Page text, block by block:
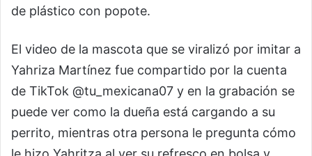
de plástico con popote.
El video de la mascota que se viralizó por imitar a
Yahriza Martínez fue compartido por la cuenta
de TikTok @tu_mexicana07 y en la grabación se
puede ver como la dueña está cargando a su
perrito, mientras otra persona le pregunta cómo